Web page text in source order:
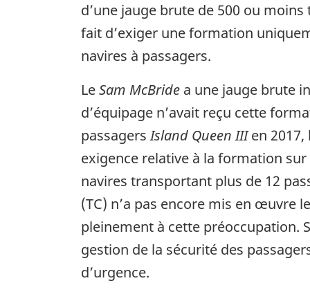
d’une jauge brute de 500 ou
fait d’exiger une formation
navires à passagers.
LeSam McBride a une jauge brute
d’équipage n’avait reçu cette
passagersIsland Queen IIIen 2017,
exigence relative à la formation
navires transportant plus de 12
(TC) n’a pas encore mis en œuvre
pleinement à cette préoccupation.
gestion de la sécurité des
d’urgence.